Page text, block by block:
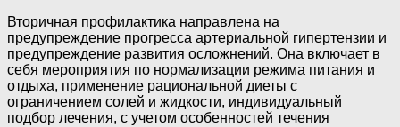
Вторичная профилактика направлена на
предупреждение прогресса артериальной гипертензии и
предупреждение развития осложнений. Она включает в
себя мероприятия по нормализации режима питания и
отдыха, применение рациональной диеты с
ограничением солей и жидкости, индивидуальный
подбор лечения, с учетом особенностей течения